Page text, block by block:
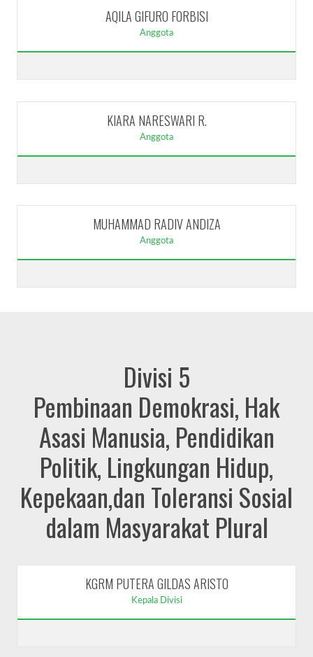
AQILA GIFURO FORBISI
Anggota
KIARA NARESWARI R.
Anggota
MUHAMMAD RADIV ANDIZA
Anggota
Divisi 5
Pembinaan Demokrasi, Hak
Asasi Manusia, Pendidikan
Politik, Lingkungan Hidup,
Kepekaan,dan Toleransi Sosial
dalam Masyarakat Plural
KGRM PUTERA GILDAS ARISTO
Kepala Divisi